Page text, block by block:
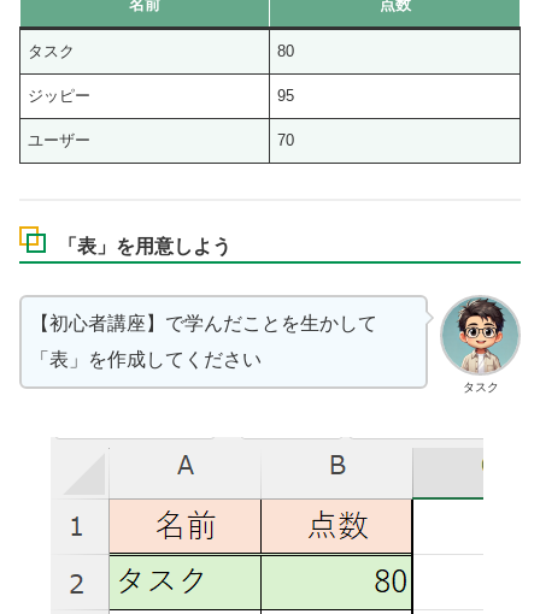
名前 点数
タスク 80
ジッピー 95
ユーザー 70
「表」を用意しよう
タスク
【初心者講座】で学んだことを生かして
「表」を作成してください